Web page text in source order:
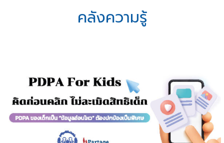
คลังความรู้